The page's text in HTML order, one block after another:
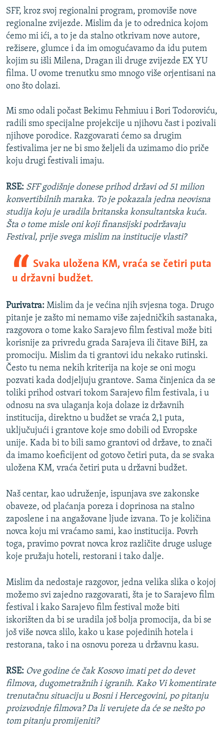
SFF, kroz svoj regionalni program, promoviše nove
regionalne zvijezde. Mislim da je to odrednica kojom
ćemo mi ići, a to je da stalno otkrivam nove autore,
režisere, glumce i da im omogućavamo da idu putem
kojim su išli Milena, Dragan ili druge zvijezde EX YU
filma. U ovome trenutku smo mnogo više orjentisani na
ono što dolazi.
Mi smo odali počast Bekimu Fehmiuu i Bori Todoroviću,
radili smo specijalne projekcije u njihovu čast i pozivali
njihove porodice. Razgovarati ćemo sa drugim
festivalima jer ne bi smo željeli da uzimamo dio priče
koju drugi festivali imaju.
RSE: SFF godišnje donese prihod državi od 51 milion
konvertibilnih maraka. To je pokazala jedna neovisna
studija koju je uradila britanska konsultantska kuća.
Šta o tome misle oni koji finansijski podržavaju
Festival, prije svega mislim na institucije vlasti?
Svaka uložena KM, vraća se četiri puta
u državni budžet.
Purivatra: Mislim da je većina njih svjesna toga. Drugo
pitanje je zašto mi nemamo više zajedničkih sastanaka,
razgovora o tome kako Sarajevo film festival može biti
korisnije za privredu grada Sarajeva ili čitave BiH, za
promociju. Mislim da ti grantovi idu nekako rutinski.
Često tu nema nekih kriterija na koje se oni mogu
pozvati kada dodjeljuju grantove. Sama činjenica da se
toliki prihod ostvari tokom Sarajevo film festivala, i u
odnosu na sva ulaganja koja dolaze iz državnih
institucija, direktno u budžet se vraća 2,1 puta,
uključujući i grantove koje smo dobili od Evropske
unije. Kada bi to bili samo grantovi od države, to znači
da imamo koeficijent od gotovo četiri puta, da se svaka
uložena KM, vraća četiri puta u državni budžet.
Naš centar, kao udruženje, ispunjava sve zakonske
obaveze, od plaćanja poreza i doprinosa na stalno
zaposlene i na angažovane ljude izvana. To je količina
novca koju mi vraćamo sami, kao institucija. Povrh
toga, pravimo povrat novca kroz različite druge usluge
koje pružaju hoteli, restorani i tako dalje.
Mislim da nedostaje razgovor, jedna velika slika o kojoj
možemo svi zajedno razgovarati, šta je to Sarajevo film
festival i kako Sarajevo film festival može biti
iskorišten da bi se uradila još bolja promocija, da bi se
još više novca slilo, kako u kase pojedinih hotela i
restorana, tako i na osnovu poreza u državnu kasu.
RSE: Ove godine će čak Kosovo imati pet do devet
filmova, dugometražnih i igranih. Kako Vi komentirate
trenutačnu situaciju u Bosni i Hercegovini, po pitanju
proizvodnje filmova? Da li verujete da će se nešto po
tom pitanju promijeniti?